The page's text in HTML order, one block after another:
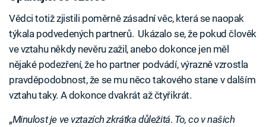
Vědci totiž zjistili poměrně zásadní věc, která se naopak
týkala podvedených partnerů. Ukázalo se, že pokud člověk
ve vztahu někdy nevěru zažil, anebo dokonce jen měl
nějaké podezření, že ho partner podvádí, výrazně vzrostla
pravděpodobnost, že se mu něco takového stane v dalším
vztahu taky. A dokonce dvakrát až čtyřikrát.
„Minulost je ve vztazích zkrátka důležitá. To, co v našich